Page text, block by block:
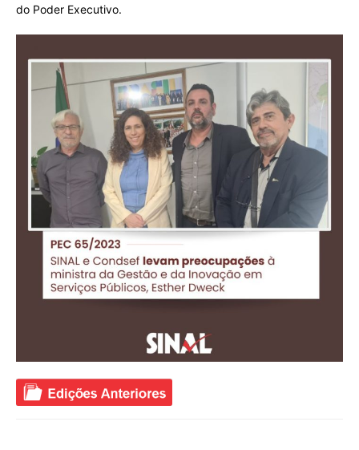
do Poder Executivo.